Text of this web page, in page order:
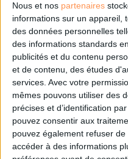
Nous et nos partenaires
informations sur un appareil,
des données personnelles
des informations standards
publicités et du contenu
et de contenu, des études
services. Avec votre
mêmes pouvons utiliser des
précises et d’identification
pouvez consentir aux
pouvez également refuser
accéder à des informations
LES SUPPLÉMENTS
NOS OFFRES D'ABONNEMENTS
Mot de
Pas
Je m'inscris pour
ou